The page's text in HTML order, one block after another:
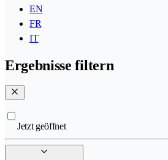
EN
FR
IT
Ergebnisse filtern
Jetzt geöffnet